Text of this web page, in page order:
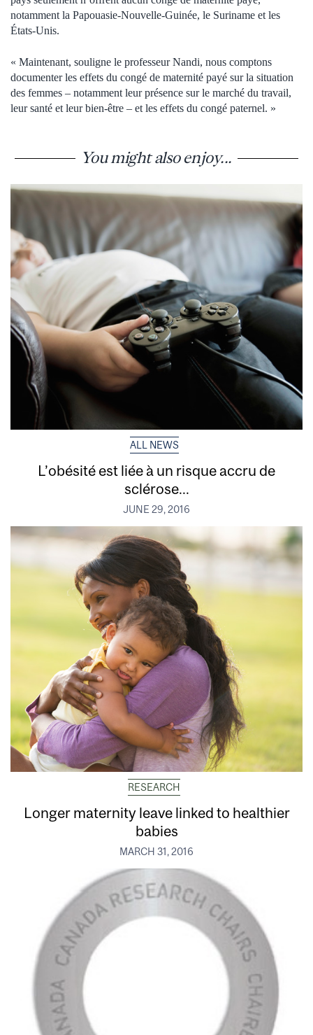
notamment la Papouasie-Nouvelle-Guinée, le Suriname et les
États‑Unis.
« Maintenant, souligne le professeur Nandi, nous comptons
documenter les effets du congé de maternité payé sur la situation
des femmes – notamment leur présence sur le marché du travail,
leur santé et leur bien-être – et les effets du congé paternel. »
You might also enjoy...
ALL NEWS
L’obésité est liée à un risque accru de
sclérose...
JUNE 29, 2016
RESEARCH
Longer maternity leave linked to healthier
babies
MARCH 31, 2016